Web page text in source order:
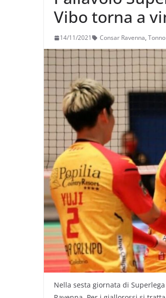
Vibo torna a
14/11/2021 Consar Ravenna,
Nella sesta giornata di